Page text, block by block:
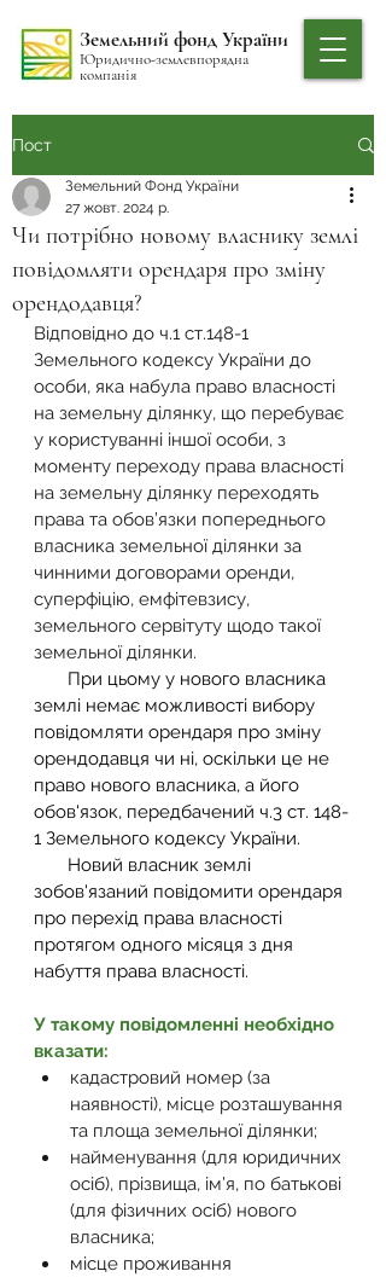
Земельний фонд України
Юридично-землевпорядна
компанія
Пост
Чи потрібно новому власнику землі
повідомляти орендаря про зміну
орендодавця?
Земельний Фонд України
27 жовт. 2024 р.
Відповідно до ч.1 ст.148-1
Земельного кодексу України до
особи, яка набула право власності
на земельну ділянку, що перебуває
у користуванні іншої особи, з
моменту переходу права власності
на земельну ділянку переходять
права та обов’язки попереднього
власника земельної ділянки за
чинними договорами оренди,
суперфіцію, емфітевзису,
земельного сервітуту щодо такої
земельної ділянки.
При цьому у нового власника
землі немає можливості вибору
повідомляти орендаря про зміну
орендодавця чи ні, оскільки це не
право нового власника, а його
обов'язок, передбачений ч.3 ст. 148-
1 Земельного кодексу України.
Новий власник землі
зобов'язаний повідомити орендаря
про перехід права власності
протягом одного місяця з дня
набуття права власності.
У такому повідомленні необхідно
вказати:
кадастровий номер (за
наявності), місце розташування
та площа земельної ділянки;
найменування (для юридичних
осіб), прізвища, ім’я, по батькові
(для фізичних осіб) нового
власника;
місце проживання